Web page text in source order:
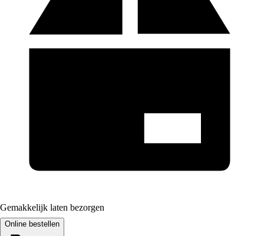
Gemakkelijk laten bezorgen
Online bestellen